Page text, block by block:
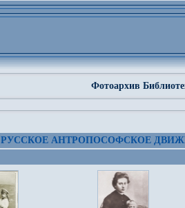
Фотоархив
РУССКОЕ АНТРОПОСОФСКОЕ